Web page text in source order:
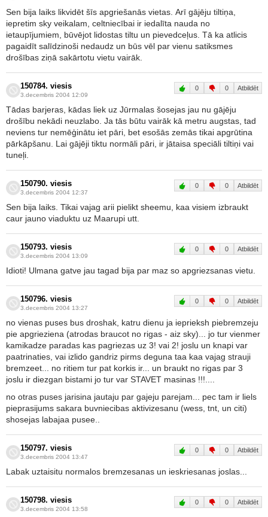
Sen bija laiks likvidēt šīs apgriešanās vietas. Arī gājēju tiltiņa,
iepretim sky veikalam, celtniecībai ir iedalīta nauda no
ietaupījumiem, būvējot lidostas tiltu un pievedceļus. Tā ka atlicis
pagaidīt salīdzinoši nedaudz un būs vēl par vienu satiksmes
drošības ziņā sakārtotu vietu vairāk.
150784. viesis
3.decembris 2004 12:09
0 0 Atbildēt
Tādas barjeras, kādas liek uz Jūrmalas šosejas jau nu gājēju
drošību nekādi neuzlabo. Ja tās būtu vairāk kā metru augstas, tad
neviens tur nemēģinātu iet pāri, bet esošās zemās tikai apgrūtina
pārkāpšanu. Lai gājēji tiktu normāli pāri, ir jātaisa speciāli tiltiņi vai
tuneļi.
150790. viesis
3.decembris 2004 12:37
0 0 Atbildēt
Sen bija laiks. Tikai vajag arii pielikt sheemu, kaa visiem izbraukt
caur jauno viaduktu uz Maarupi utt.
150793. viesis
3.decembris 2004 13:09
0 0 Atbildēt
Idioti! Ulmana gatve jau tagad bija par maz so apgriezsanas vietu.
150796. viesis
3.decembris 2004 13:27
0 0 Atbildēt
no vienas puses bus droshak, katru dienu ja ieprieksh piebremzeju
pie apgrieziena (atrodas braucot no rigas - aiz sky)... jo tur vienmer
kamikadze paradas kas pagriezas uz 3! vai 2! joslu un knapi var
paatrinaties, vai izlido gandriz pirms deguna taa kaa vajag strauji
bremzeet... no ritiem tur pat korkis ir... un braukt no rigas par 3
joslu ir diezgan bistami jo tur var STAVET masinas !!!....
no otras puses jarisina jautaju par gajeju parejam... pec tam ir liels
pieprasijums sakara buvniecibas aktivizesanu (wess, tnt, un citi)
shosejas labajaa pusee..
150797. viesis
3.decembris 2004 13:47
0 0 Atbildēt
Labak uztaisitu normalos bremzesanas un ieskriesanas joslas...
150798. viesis
3.decembris 2004 13:58
0 0 Atbildēt